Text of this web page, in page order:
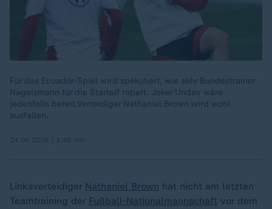
Für das Ecuador-Spiel wird spekuliert, wie sehr Bundestrainer
Nagelsmann für die Startelf rotiert. Joker Undav wäre
jedenfalls bereit.Verteidiger Nathanial Brown wird wohl
ausfallen.
Linksverteidiger Nathaniel Brown hat nicht am letzten
Teamtraining der Fußball-Nationalmannschaft vor dem